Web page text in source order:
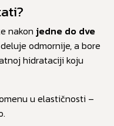
nakon jedne do dve
odmornije, a bore
hidrataciji koju
u elastičnosti –